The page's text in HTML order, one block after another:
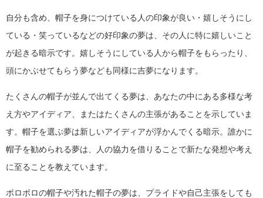
自分も含め、帽子を身につけている人の印象が良い・嬉しそうにし
ている・笑っているなどの好印象の夢は、その人に特に嬉しいこと
が起きる暗示です。嬉しそうにしている人から帽子をもらったり、
頭にかぶせてもらう夢なども同様に吉夢になります。
たくさんの帽子が並んで出てくる夢は、あなたの中にある多様な考
え方やアイディア、またはたくさんの主張があることを示していま
す。帽子を選ぶ夢は新しいアイディアが浮かんでくる暗示。誰かに
帽子を勧められる夢は、人の協力を借りることで新たな発想や考え
に至ることを教えています。
ボロボロの帽子や汚れた帽子の夢は、プライドや自己主張をしても